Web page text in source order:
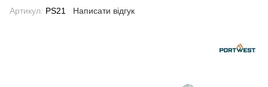
Артикул: PS21 Написати відгук